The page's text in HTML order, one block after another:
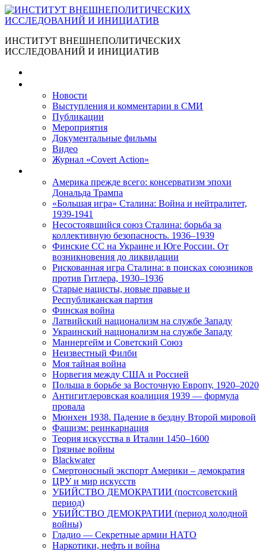
ИНСТИТУТ ВНЕШНЕПОЛИТИЧЕСКИХ
ИССЛЕДОВАНИЙ И ИНИЦИАТИВ
Новости
Выступления и коммента­рии в СМИ
Публикации
Мероприятия
Документальные фильмы
Видео
Журнал «Covert Action»
Америка прежде всего: консерватизм эпохи
Дональда Трампа
«Большая игра» Сталина: Война и нейтралитет,
1939-1941
Несостоявшийся союз Сталина: борьба за
коллективную безопасность. 1936–1939
Финские СС на Украине и Юге России. От
возникновения до ликвидации
Рискованная игра Сталина: в поисках союзников
против Гитлера, 1930–1936
Старые нацисты, новые правые и
Республиканская партия
Финская война
Латвийский национализм на службе Западу
Украинский национализм на службе Западу
Маннергейм и Советский Союз
Неизвестный Филби
Моя тайная война
Норвегия между США и Россией
Польша в борьбе за Восточную Европу, 1920–2020
Антигитлеровская коалиция 1939 — формула
провала
Мюнхен 1938. Падение в бездну Второй мировой
Фашизм: реинкарнация
Теория искусства в Италии 1450–1600
Грязные войны
Blackwater
Смертоносный экспорт Америки – демократия
ЦРУ и мир искусств
УБИЙСТВО ДЕМОКРАТИИ (постсоветский
период)
УБИЙСТВО ДЕМОКРАТИИ (период холодной
войны)
Гладио — Секретные армии НАТО
Наркотики, нефть и война